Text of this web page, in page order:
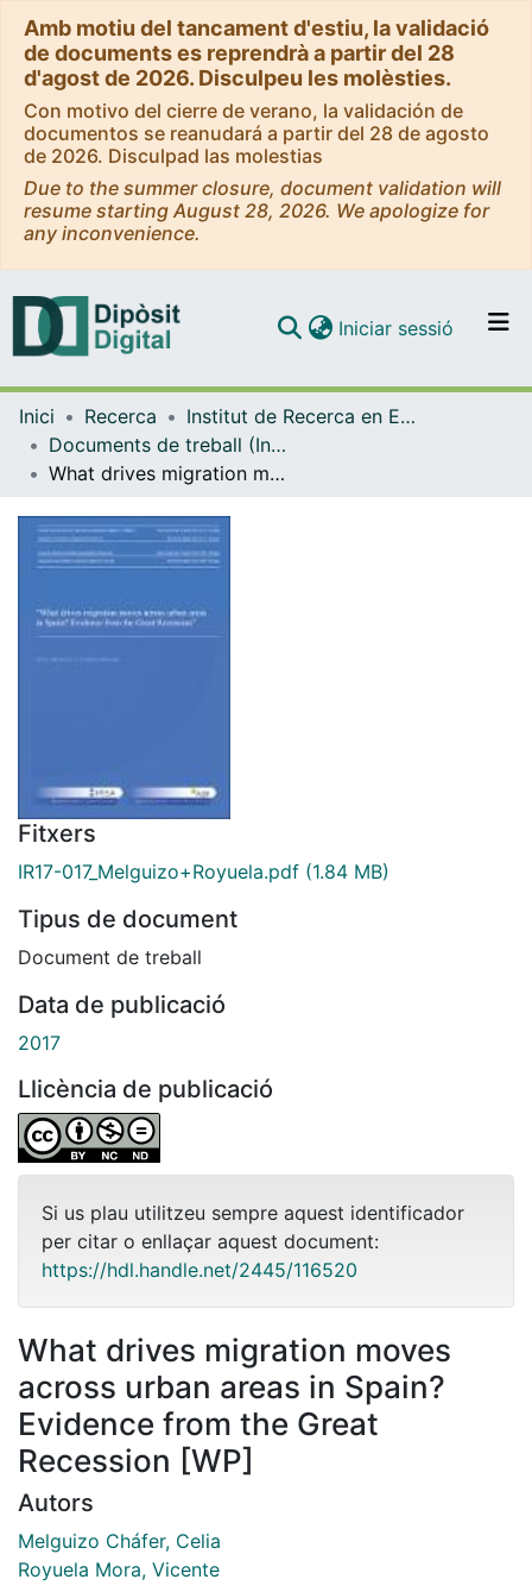
Amb motiu del tancament d'estiu, la validació
de documents es reprendrà a partir del 28
d'agost de 2026. Disculpeu les molèsties.
Con motivo del cierre de verano, la validación de
documentos se reanudará a partir del 28 de agosto
de 2026. Disculpad las molestias
Due to the summer closure, document validation will
resume starting August 28, 2026. We apologize for
any inconvenience.
Navega per tot el DD
Iniciar sessió (current)
Inici Recerca
Institut de Recerca en Economia Aplicada Regional i Pública (IREA)
Documents de treball (Institut de Recerca en Economia Aplicada Regional i Pública (IREA))
What drives migration moves across urban areas in Spain? Evidence from the Great Recession [WP]
Fitxers
IR17-017_Melguizo+Royuela.pdf (1.84 MB)
Tipus de document
Document de treball
Data de publicació
2017
Llicència de publicació
Si us plau utilitzeu sempre aquest identificador
per citar o enllaçar aquest document:
https://hdl.handle.net/2445/116520
What drives migration moves
across urban areas in Spain?
Evidence from the Great
Recession [WP]
Autors
Melguizo Cháfer, Celia
Royuela Mora, Vicente